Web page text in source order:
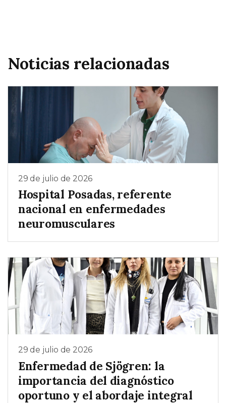
Noticias relacionadas
29 de julio de 2026
Hospital Posadas, referente
nacional en enfermedades
neuromusculares
29 de julio de 2026
Enfermedad de Sjögren: la
importancia del diagnóstico
oportuno y el abordaje integral